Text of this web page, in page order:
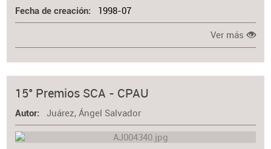
Fecha de creación 1998-07
Ver más
15° Premios SCA - CPAU
Autor Juárez, Ángel Salvador